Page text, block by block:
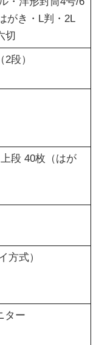
がき・L判・2L
切
段）
段 40枚（はが
方式）
ター